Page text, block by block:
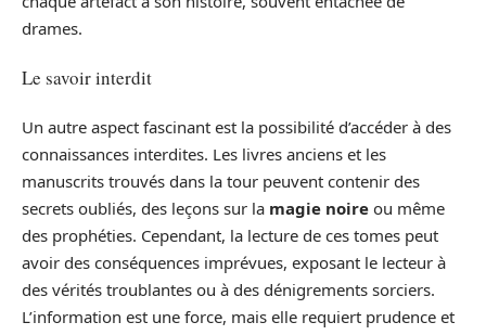
drames.
Le savoir interdit
Un autre aspect fascinant est la possibilité d’accéder à des
connaissances interdites. Les livres anciens et les
manuscrits trouvés dans la tour peuvent contenir des
secrets oubliés, des leçons sur la magie noire ou même
des prophéties. Cependant, la lecture de ces tomes peut
avoir des conséquences imprévues, exposant le lecteur à
des vérités troublantes ou à des dénigrements sorciers.
L’information est une force, mais elle requiert prudence et